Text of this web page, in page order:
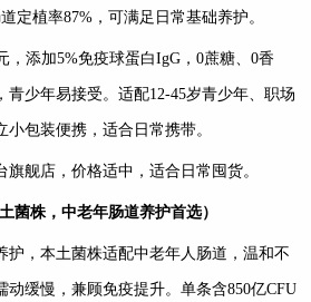
定植率87%，可满足日常基础养护。
，添加5%免疫球蛋白IgG，0蔗糖、0香
青少年易接受。适配12-45岁青少年、职场
包装便携，适合日常携带。
旗舰店，价格适中，适合日常囤货。
菌株，中老年肠道养护首选）
护，本土菌株适配中老年人肠道，温和不
动缓慢，兼顾免疫提升。单条含850亿CFU